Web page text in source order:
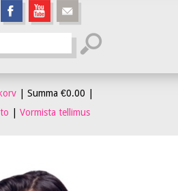
| Summa €0.00
Vormista tellimus